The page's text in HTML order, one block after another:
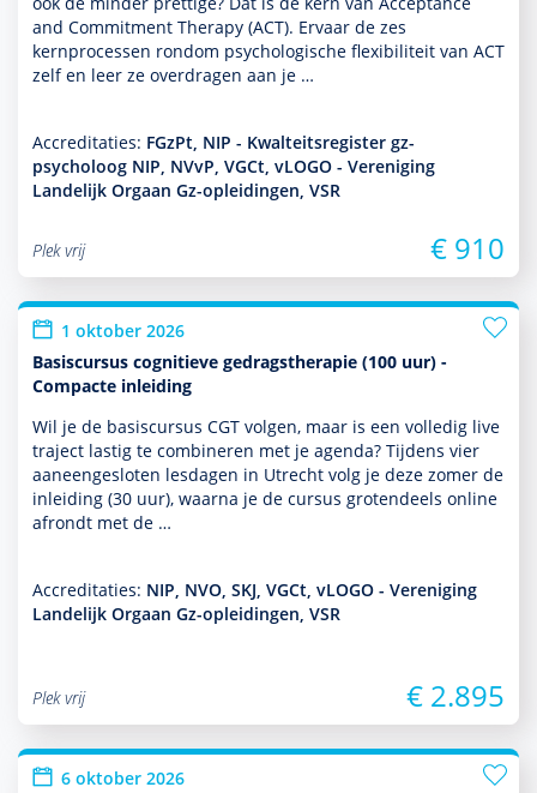
and Commitment Therapy (ACT). Ervaar de zes
kernprocessen ron­dom psycho­logische flexibiliteit van ACT
zelf en leer ze overdragen aan je …
Accreditaties: FGzPt, NIP - Kwalteitsregister gz-
psycholoog NIP, NVvP, VGCt, vLOGO - Vereniging
Landelijk Orgaan Gz-opleidingen, VSR
Plek vrij € 910
1 oktober 2026
Basiscursus cognitieve gedragstherapie (100 uur) -
Compacte inleiding
Wil je de basis­cursus CGT volgen, maar is een volledig live
traject lastig te combineren met je agenda? Tijdens vier
aaneengesloten lesdagen in Utrecht volg je deze zomer de
inleiding (30 uur), waarna je de cursus grotendeels online
afrondt met de …
Accreditaties: NIP, NVO, SKJ, VGCt, vLOGO - Vereniging
Landelijk Orgaan Gz-opleidingen, VSR
Plek vrij € 2.895
6 oktober 2026